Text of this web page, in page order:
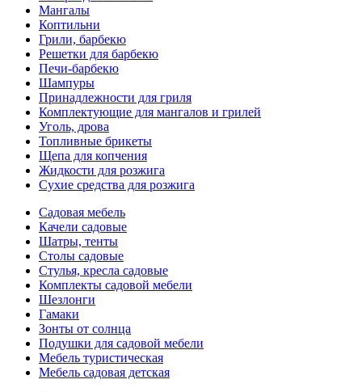
Мангалы
Коптильни
Грили, барбекю
Решетки для барбекю
Печи-барбекю
Шампуры
Принадлежности для гриля
Комплектующие для мангалов и грилей
Уголь, дрова
Топливные брикеты
Щепа для копчения
Жидкости для розжига
Сухие средства для розжига
Садовая мебель
Качели садовые
Шатры, тенты
Столы садовые
Стулья, кресла садовые
Комплекты садовой мебели
Шезлонги
Гамаки
Зонты от солнца
Подушки для садовой мебели
Мебель туристическая
Мебель садовая детская